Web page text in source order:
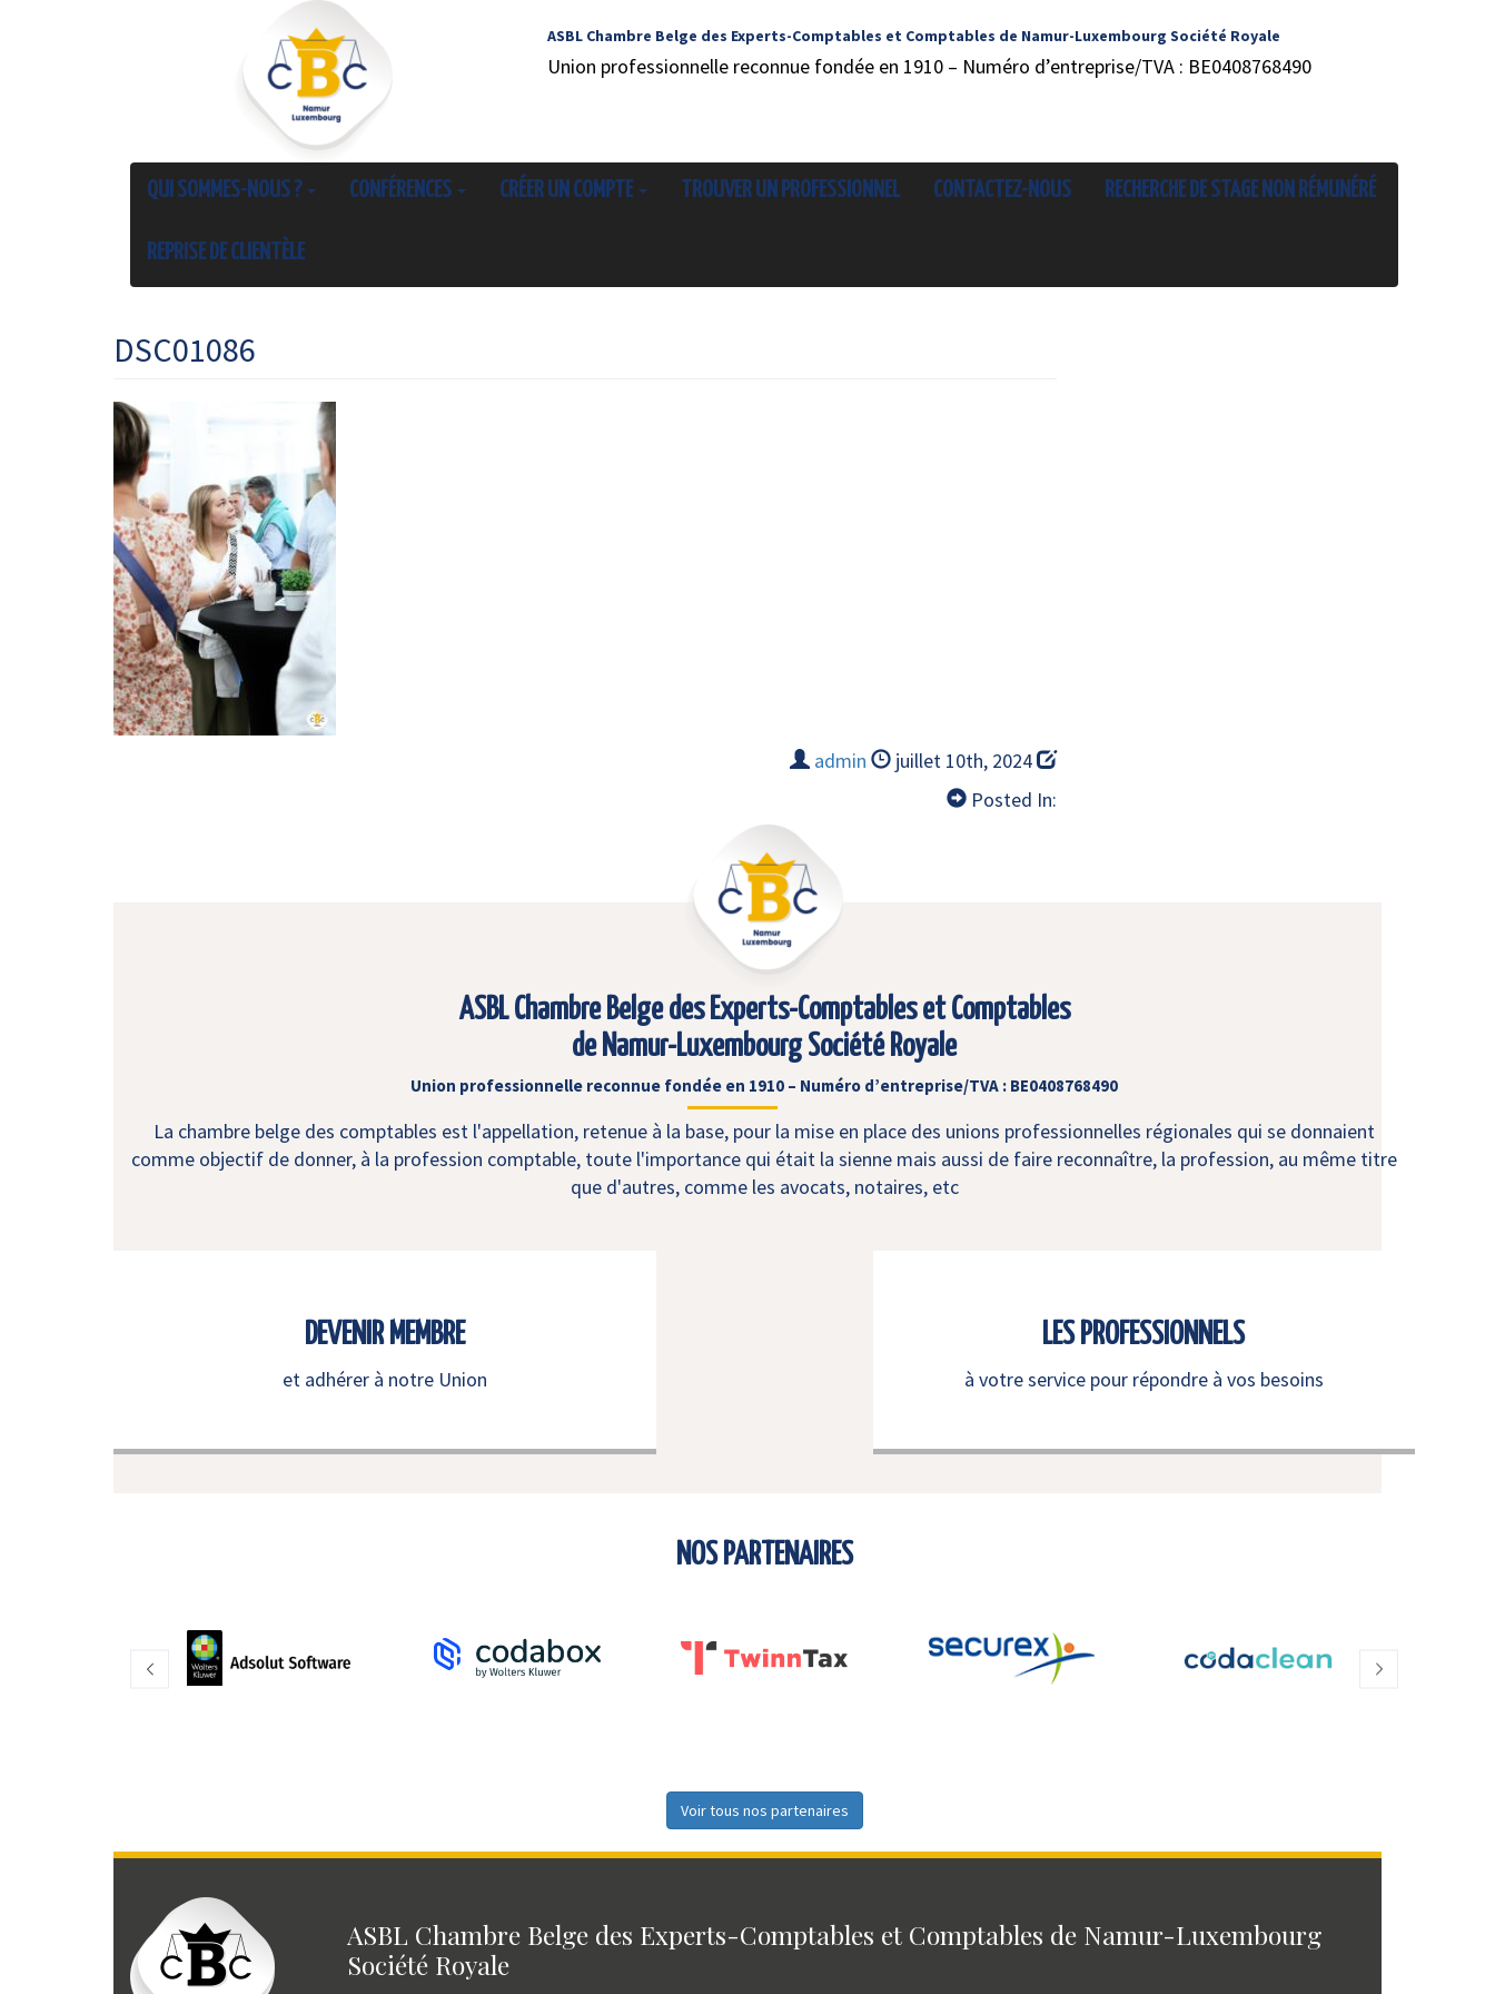
ASBL Chambre Belge des Experts-Comptables et Comptables de Namur-Luxembourg Société Royale
Union professionnelle reconnue fondée en 1910 – Numéro d’entreprise/TVA : BE0408768490
QUI SOMMES-NOUS ? CONFÉRENCES CRÉER UN COMPTE TROUVER UN PROFESSIONNEL CONTACTEZ-NOUS RECHERCHE DE STAGE NON RÉMUNÉRÉ
REPRISE DE CLIENTÈLE
DSC01086
admin
juillet 10th, 2024
Posted In:
ASBL Chambre Belge des Experts-Comptables et Comptables
de Namur-Luxembourg Société Royale
Union professionnelle reconnue fondée en 1910 – Numéro d’entreprise/TVA : BE0408768490
La chambre belge des comptables est l'appellation, retenue à la base, pour la mise en place des unions professionnelles régionales qui se donnaient
comme objectif de donner, à la profession comptable, toute l'importance qui était la sienne mais aussi de faire reconnaître, la profession, au même titre
que d'autres, comme les avocats, notaires, etc
DEVENIR MEMBRE
et adhérer à notre Union
LES PROFESSIONNELS
à votre service pour répondre à vos besoins
NOS PARTENAIRES
Voir tous nos partenaires
ASBL Chambre Belge des Experts-Comptables et Comptables de Namur-Luxembourg
Société Royale